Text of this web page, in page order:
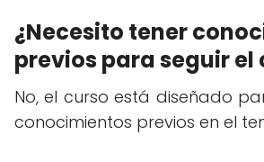
¿Necesito tener
previos para seguir el
No, el curso está diseñado
conocimientos previos en el